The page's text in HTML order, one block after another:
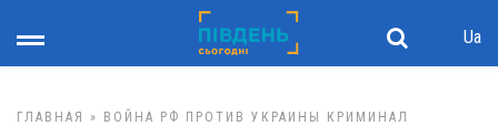
Ua
ГЛАВНАЯ » ВОЙНА РФ ПРОТИВ УКРАИНЫ КРИМИНАЛ